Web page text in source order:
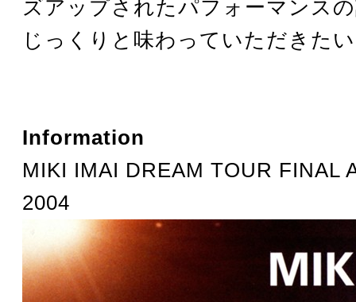
ズアップされたパフォーマンス
じっくりと味わっていただきた
Information
MIKI IMAI DREAM TOUR FINAL
2004